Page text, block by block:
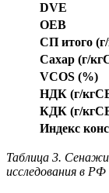
DVE
OEB
СП итого
Сахар (г/
VCOS (%)
НДК (г/
КДК (г/
Индекс
Таблица 3.
исследования в РФ